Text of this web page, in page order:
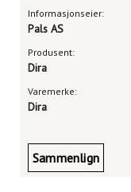
Informasjonseier:
Pals AS
Produsent:
Dira
Varemerke:
Dira
Sammenlign